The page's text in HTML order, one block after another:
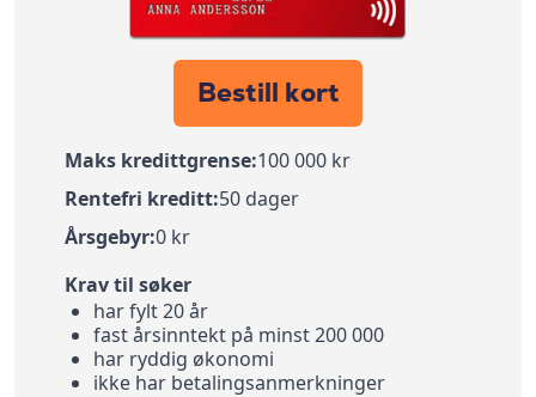
Bestill kort
Maks kredittgrense:100 000 kr
Rentefri kreditt:50 dager
Årsgebyr:0 kr
Krav til søker
har fylt 20 år
fast årsinntekt på minst 200 000
har ryddig økonomi
ikke har betalingsanmerkninger